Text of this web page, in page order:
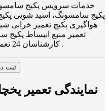
خدمات سرویس پکیج
پکیج سامسونگ، اسید شویی
هواگیری پکیج تعمیر خرابی
تعمیر منبع انبساط
کارشناسان 24 تعمیر در سراسر تهران انجام می پذیرد .
ثبت
نمایندگی تعمیر